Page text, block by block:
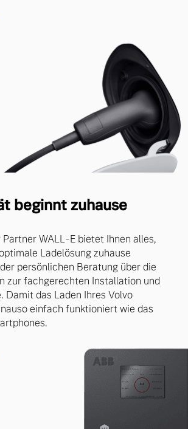
beginnt zuhause
WALL-E bietet Ihnen alles,
Ladelösung zuhause
persönlichen Beratung über die
zur fachgerechten Installation und
Damit das Laden Ihres Volvo
einfach funktioniert wie das